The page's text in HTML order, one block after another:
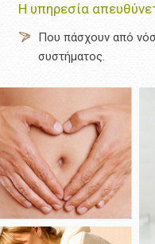
Η υπηρεσία
Που πάσχουν από
συστήματος.